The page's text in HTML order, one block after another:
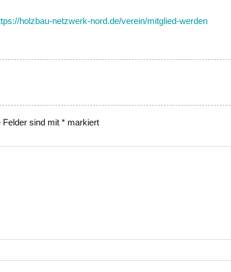
holzbau-netzwerk-nord.de/verein/mitglied-werden
Felder sind mit* markiert